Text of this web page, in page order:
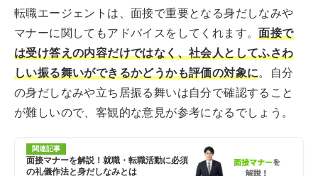
転職エージェントは、面接で重要となる身だしなみや
マナーに関してもアドバイスをしてくれます。面接で
は受け答えの内容だけではなく、社会人としてふさわ
しい振る舞いができるかどうかも評価の対象に。自分
の身だしなみや立ち居振る舞いは自分で確認すること
が難しいので、客観的な意見が参考になるでしょう。
関連記事
面接マナーを解説！就職・転職活動に必須
の礼儀作法と身だしなみとは